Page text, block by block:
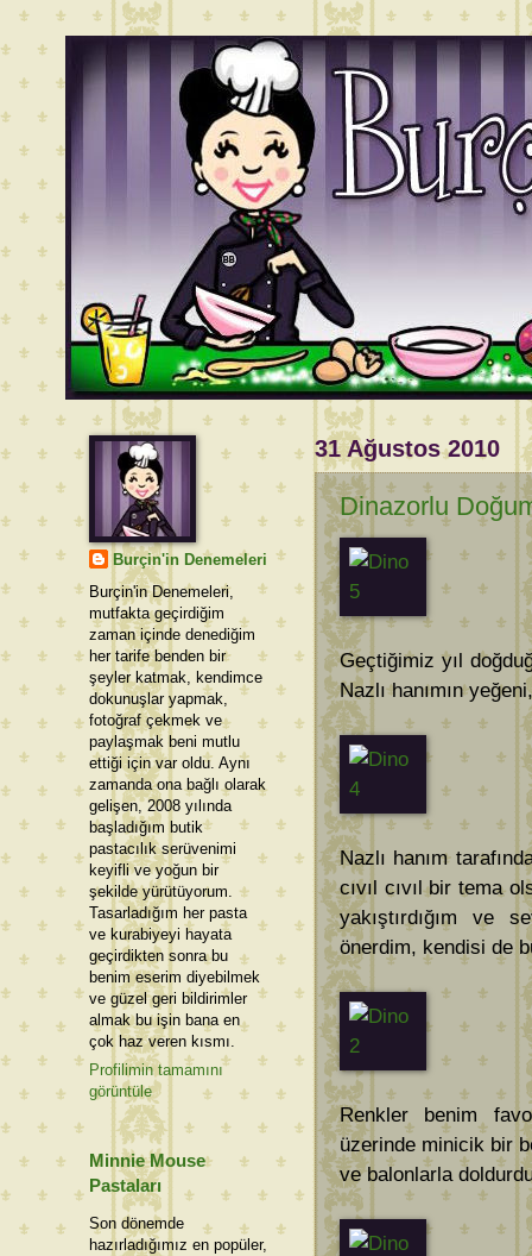
31 Ağustos 2010
Dinazorlu
Geçtiğimiz yıl
Nazlı hanımın
Nazlı hanım
cıvıl cıvıl bir tema
yakıştırdığım ve
önerdim, kendisi de
Renkler benim
üzerinde minicik bir
ve balonlarla
Burçin'in Denemeleri
Burçin'in Denemeleri,
mutfakta geçirdiğim
zaman içinde denediğim
her tarife benden bir
şeyler katmak, kendimce
dokunuşlar yapmak,
fotoğraf çekmek ve
paylaşmak beni mutlu
ettiği için var oldu. Aynı
zamanda ona bağlı olarak
gelişen, 2008 yılında
başladığım butik
pastacılık serüvenimi
keyifli ve yoğun bir
şekilde yürütüyorum.
Tasarladığım her pasta
ve kurabiyeyi hayata
geçirdikten sonra bu
benim eserim diyebilmek
ve güzel geri bildirimler
almak bu işin bana en
çok haz veren kısmı.
Profilimin tamamını
görüntüle
Minnie Mouse
Pastaları
Son dönemde
hazırladığımız en popüler,